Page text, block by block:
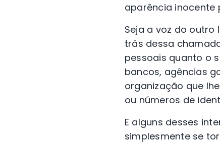
aparência inocente
Seja a voz do
trás dessa
pessoais quanto o
bancos, agências
organização que
ou números de
E alguns desses
simplesmente se